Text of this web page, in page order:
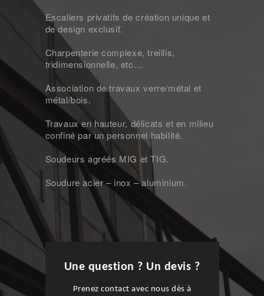
Escaliers privatifs de création unique et
de design exclusif.
Charpenterie complexe, treillis,
tridimensionnelle, etc…
Association de travaux verre/métal et
métal/bois.
Travaux en hauteur, délicats et en milieu
confiné par un personnel habilité.
Soudeurs agréés MIG et TIG.
Soudure acier – inox – aluminium.
Une question ? Un devis ?
Prenez contact avec nous dès à